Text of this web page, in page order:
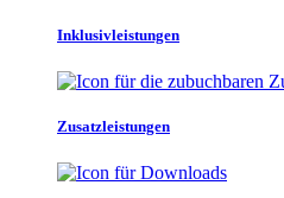
Inklusivleistungen
Zusatzleistungen